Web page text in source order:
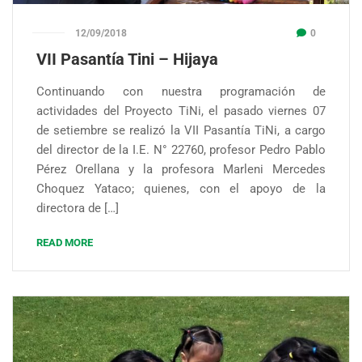
12/09/2018 0
VII Pasantía Tini – Hijaya
Continuando con nuestra programación de
actividades del Proyecto TiNi, el pasado viernes 07
de setiembre se realizó la VII Pasantía TiNi, a cargo
del director de la I.E. N° 22760, profesor Pedro Pablo
Pérez Orellana y la profesora Marleni Mercedes
Choquez Yataco; quienes, con el apoyo de la
directora de […]
READ MORE